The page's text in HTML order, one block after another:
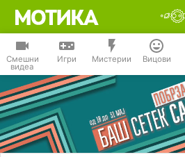
Смешни
видеа
Игри Мистерии Вицови